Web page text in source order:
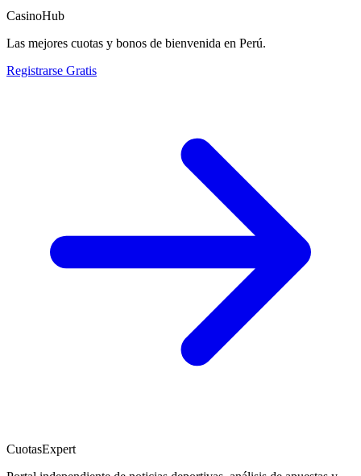
CasinoHub
Las mejores cuotas y bonos de bienvenida en Perú.
Registrarse Gratis
CuotasExpert